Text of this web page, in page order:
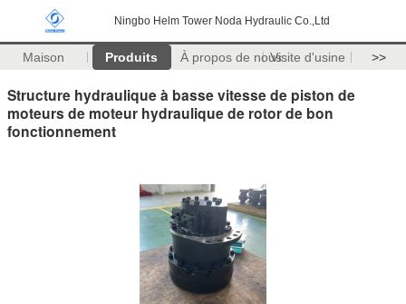
Ningbo Helm Tower Noda Hydraulic Co.,Ltd
Maison Produits À propos de nousVisite d'usine >>
Structure hydraulique à basse vitesse de piston de
moteurs de moteur hydraulique de rotor de bon
fonctionnement